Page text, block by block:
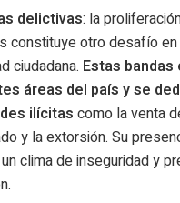
delictivas: la
constituye otro desafío
ciudadana. Estas bandas
áreas del país y se
ilícitas como la venta
y la extorsión. Su
clima de inseguridad y